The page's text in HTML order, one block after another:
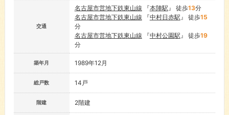
交通
名古屋市営地下鉄東山線 『本陣駅』 徒歩13分
名古屋市営地下鉄東山線 『中村日赤駅』 徒歩15
分
名古屋市営地下鉄東山線 『中村公園駅』 徒歩19
分
築年月 1989年12月
総戸数 14戸
階建 2階建